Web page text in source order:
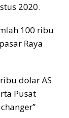
2020.
100 ribu
Raya
dolar AS
Pusat